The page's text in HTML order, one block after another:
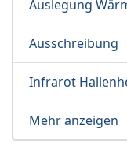
Auslegung
Ausschreibung
Infrarot
Mehr anzeigen